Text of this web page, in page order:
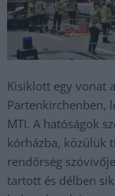
Kisiklott egy vonat
Partenkirchenben,
MTI. A hatóságok
kórházba, közülük
rendőrség
tartott és délben